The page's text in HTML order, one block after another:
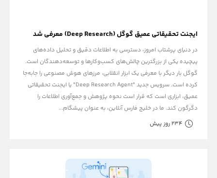
ایجنت تحقیقاتی عمیق گوگل (Deep Research) معرفی شد
در دنیای پرشتاب امروز، دسترسی به اطلاعات دقیق و تحلیل داده‌های
پیچیده یکی از بزرگترین چالش‌های کسب‌وکارها و توسعه‌دهندگان است.
گوگل بار دیگر با معرفی یک ابزار انقلابی، مرزهای هوش مصنوعی را جابه‌جا
کرده است. سرویس جدید "Deep Research Agent" یا ایجنت تحقیقاتی
عمیق، ابزاری است که قرار است نحوه پژوهش و جمع‌آوری اطلاعات را
دگرگون کند. ما در خلیج فارس آنلاین، به عنوان پیشگام...
234 روز پیش